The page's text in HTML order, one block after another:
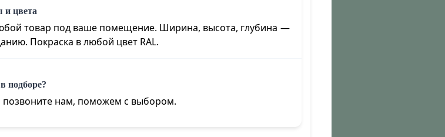
цвета
товар под ваше помещение. Ширина, высота, глубина —
Покраска в любой цвет RAL.
подборе?
нам, поможем с выбором.